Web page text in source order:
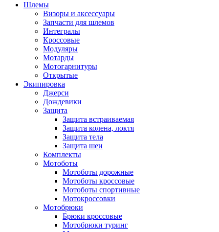
Шлемы
Визоры и аксессуары
Запчасти для шлемов
Интегралы
Кроссовые
Модуляры
Мотарды
Мотогарнитуры
Открытые
Экипировка
Джерси
Дождевики
Защита
Защита встраиваемая
Защита колена, локтя
Защита тела
Защита шеи
Комплекты
Мотоботы
Мотоботы дорожные
Мотоботы кроссовые
Мотоботы спортивные
Мотокроссовки
Мотобрюки
Брюки кроссовые
Мотобрюки туринг